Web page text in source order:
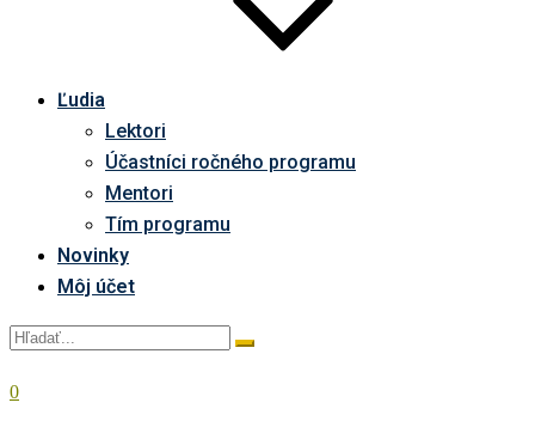
Ľudia
Lektori
Účastníci ročného programu
Mentori
Tím programu
Novinky
Môj účet
0